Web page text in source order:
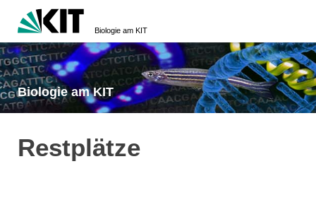
Biologie am KIT
Biologie am KIT
Restplätze